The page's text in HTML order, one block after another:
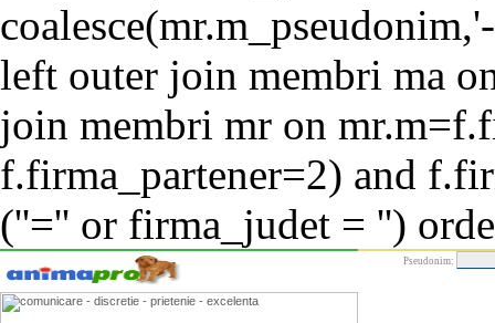
left outer join membri ma
join membri mr on
f.firma_partener=2) and
(''='' or firma_judet = '')
Pseudonim: